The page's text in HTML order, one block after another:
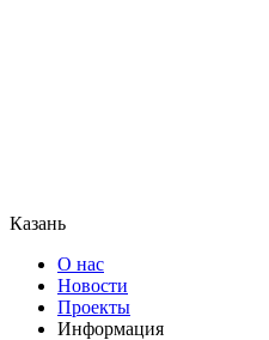
Казань
О нас
Новости
Проекты
Информация